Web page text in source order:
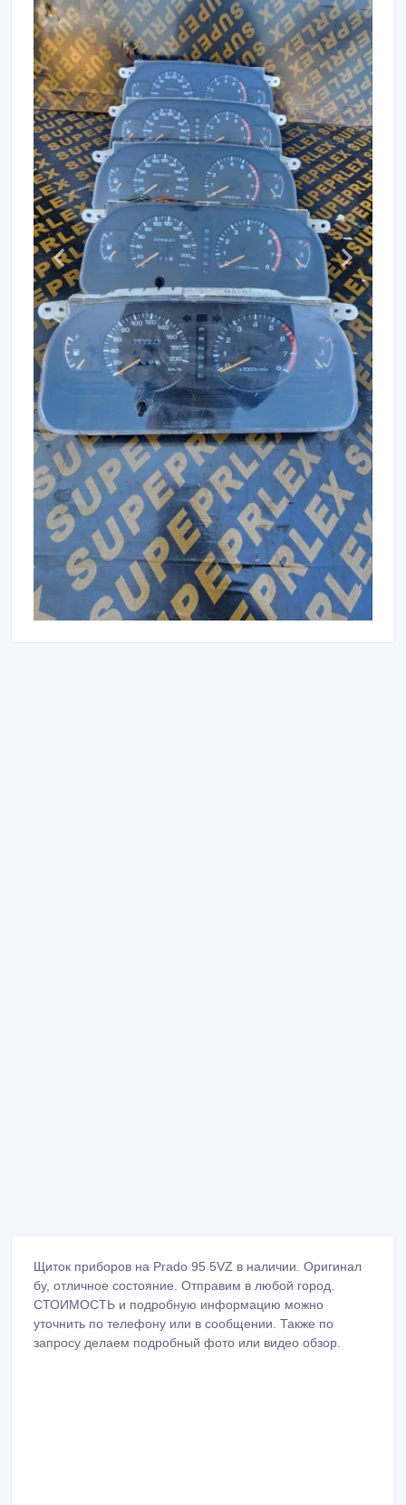
Щиток приборов на Prado 95 5VZ в наличии. Оригинал
бу, отличное состояние. Отправим в любой город.
СТОИМОСТЬ и подробную информацию можно
уточнить по телефону или в сообщении. Также по
запросу делаем подробный фото или видео обзор.